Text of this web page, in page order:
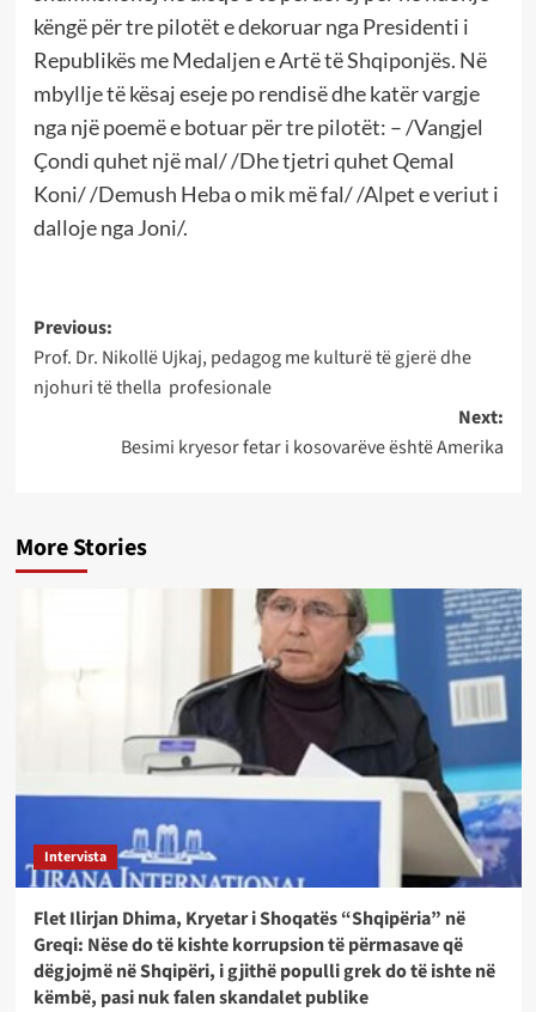
këngë për tre pilotët e dekoruar nga Presidenti i
Republikës me Medaljen e Artë të Shqiponjës. Në
mbyllje të kësaj eseje po rendisë dhe katër vargje
nga një poemë e botuar për tre pilotët: – /Vangjel
Çondi quhet një mal/ /Dhe tjetri quhet Qemal
Koni/ /Demush Heba o mik më fal/ /Alpet e veriut i
dalloje nga Joni/.
Post
navigation
Previous:
Prof. Dr. Nikollë Ujkaj, pedagog me kulturë të gjerë dhe
njohuri të thella profesionale
Next:
Besimi kryesor fetar i kosovarëve është Amerika
More Stories
Intervista
Flet Ilirjan Dhima, Kryetar i Shoqatës “Shqipëria” në
Greqi: Nëse do të kishte korrupsion të përmasave që
dëgjojmë në Shqipëri, i gjithë populli grek do të ishte në
këmbë, pasi nuk falen skandalet publike